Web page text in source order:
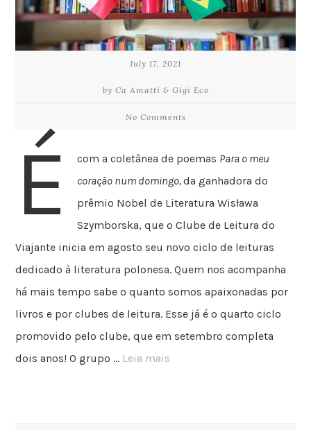
July 17, 2021
by Ca Amatti & Gigi Eco
No Comments
É com a coletânea de poemas Para o meu
coração num domingo,da ganhadora do
prêmio Nobel de Literatura Wisława
Szymborska, que o Clube de Leitura do
Viajante inicia em agosto seu novo ciclo de leituras
dedicado à literatura polonesa. Quem nos acompanha
há mais tempo sabe o quanto somos apaixonadas por
livros e por clubes de leitura. Esse já é o quarto ciclo
promovido pelo clube, que em setembro completa
dois anos! O grupo … Leia mais